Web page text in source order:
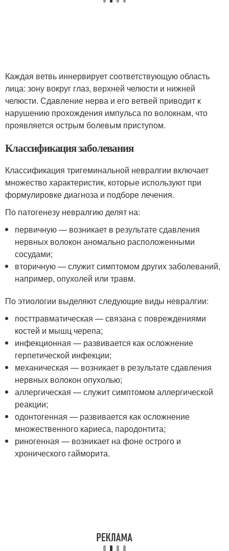
Каждая ветвь иннервирует соответствующую область
лица: зону вокруг глаз, верхней челюсти и нижней
челюсти. Сдавление нерва и его ветвей приводит к
нарушению прохождения импульса по волокнам, что
проявляется острым болевым приступом.
Классификация заболевания
Классификация тригеминальной невралгии включает
множество характеристик, которые используют при
формулировке диагноза и подборе лечения.
По патогенезу невралгию делят на:
первичную — возникает в результате сдавления
нервных волокон аномально расположенными
сосудами;
вторичную — служит симптомом других заболеваний,
например, опухолей или травм.
По этиологии выделяют следующие виды невралгии:
посттравматическая — связана с повреждениями
костей и мышц черепа;
инфекционная — развивается как осложнение
герпетической инфекции;
механическая — возникает в результате сдавления
нервных волокон опухолью;
аллергическая — служит симптомом аллергической
реакции;
одонтогенная — развивается как осложнение
множественного кариеса, пародонтита;
риногенная — возникает на фоне острого и
хронического гайморита.